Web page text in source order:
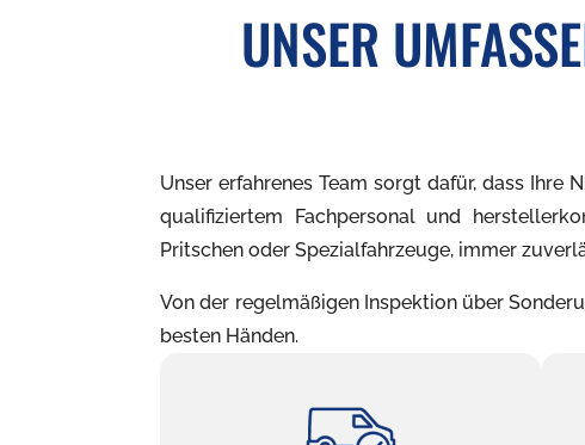
UNSER
Unser erfahrenes Team sorgt dafür, dass
qualifiziertem Fachpersonal und
Pritschen oder Spezialfahrzeuge, immer
Von der regelmäßigen Inspektion über
besten Händen.